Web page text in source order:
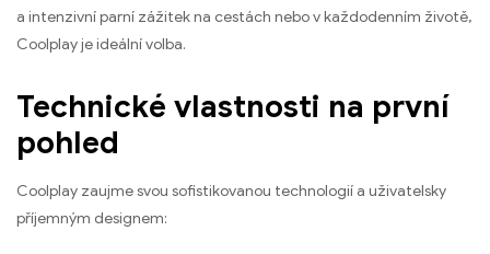
a intenzivní parní zážitek na cestách nebo v každodenním životě,
Coolplay je ideální volba.
Technické vlastnosti na první
pohled
Coolplay zaujme svou sofistikovanou technologií a uživatelsky
příjemným designem: